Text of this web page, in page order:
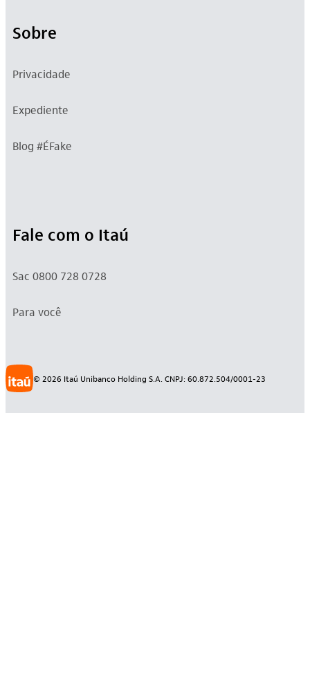
Sobre
Privacidade
Expediente
Blog #ÉFake
Fale com o Itaú
Sac 0800 728 0728
Para você
© 2026 Itaú Unibanco Holding S.A. CNPJ: 60.872.504/0001-23